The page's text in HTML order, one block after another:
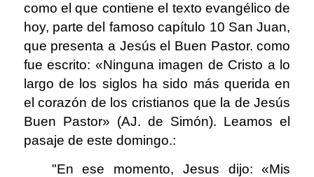
como el que contiene el texto evangélico de
hoy, parte del famoso capítulo 10 San Juan,
que presenta a Jesús el Buen Pastor. como
fue escrito: «Ninguna imagen de Cristo a lo
largo de los siglos ha sido más querida en
el corazón de los cristianos que la de Jesús
Buen Pastor» (AJ. de Simón). Leamos el
pasaje de este domingo.:
"En ese momento, Jesus dijo: «Mis